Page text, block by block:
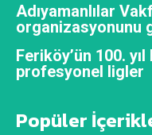
Adıyamanlılar
organizasyonunu
Feriköy’ün 100.
profesyonel ligler
Popüler